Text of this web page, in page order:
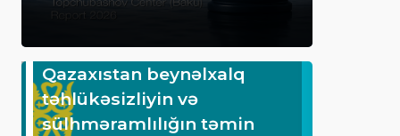
Qazaxıstan beynəlxalq
təhlükəsizliyin və
sülhməramlılığın təmin